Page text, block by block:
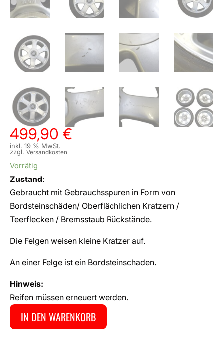
499,90 €
inkl. 19 % MwSt.
zzgl. Versandkosten
Vorrätig
Zustand:
Gebraucht mit Gebrauchsspuren in Form von
Bordsteinschäden/ Oberflächlichen Kratzern /
Teerflecken / Bremsstaub Rückstände.
Die Felgen weisen kleine Kratzer auf.
An einer Felge ist ein Bordsteinschaden.
Hinweis:
Reifen müssen erneuert werden.
IN DEN WARENKORB